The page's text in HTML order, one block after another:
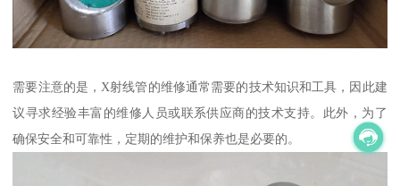
需要注意的是，X射线管的维修通常需要的技术知识和工具，因此建
议寻求经验丰富的维修人员或联系供应商的技术支持。此外，为了
确保安全和可靠性，定期的维护和保养也是必要的。